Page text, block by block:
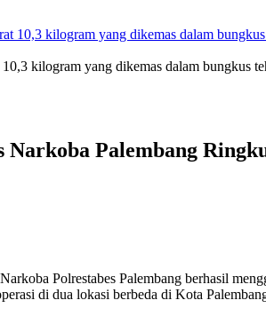
kilogram yang dikemas dalam bungkus
Narkoba Palembang
Polrestabes Palembang berhasil
di dua lokasi berbeda di Kota